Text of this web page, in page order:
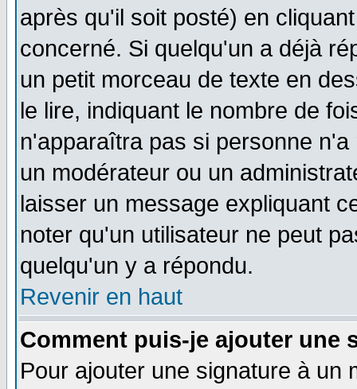
après qu'il soit posté) en
concerné. Si quelqu'un a déjà
un petit morceau de texte en
le lire, indiquant le nombre de
n'apparaîtra pas si personne
un modérateur ou un
laisser un message expliquant
noter qu'un utilisateur ne peut
quelqu'un y a répondu.
Revenir en haut
Comment puis-je ajouter une
Pour ajouter une signature à un